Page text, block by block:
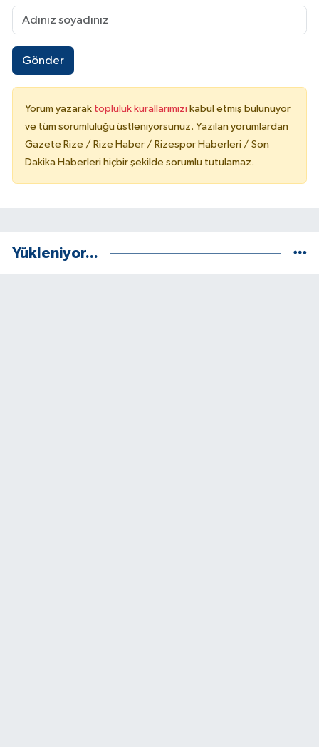
Gönder
Yorum yazarak topluluk kurallarımızı kabul etmiş bulunuyor
ve tüm sorumluluğu üstleniyorsunuz. Yazılan yorumlardan
Gazete Rize / Rize Haber / Rizespor Haberleri / Son
Dakika Haberleri hiçbir şekilde sorumlu tutulamaz.
Yükleniyor...